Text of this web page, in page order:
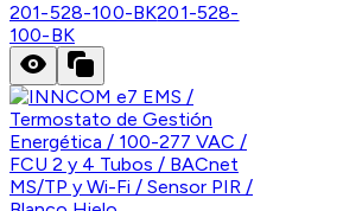
201-528-100-BK201-528-
100-BK